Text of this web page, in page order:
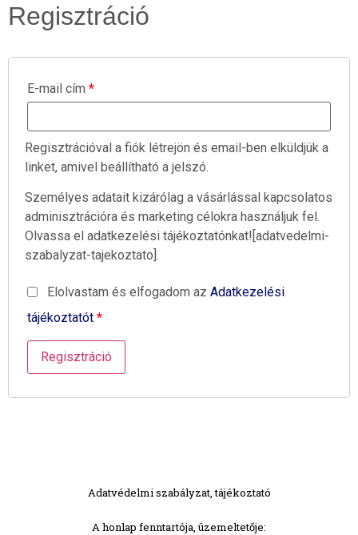
Regisztráció
E-mail cím *
Regisztrációval a fiók létrejön és email-ben elküldjük a
linket, amivel beállítható a jelszó.
Személyes adatait kizárólag a vásárlással kapcsolatos
adminisztrációra és marketing célokra használjuk fel.
Olvassa el adatkezelési tájékoztatónkat![adatvedelmi-
szabalyzat-tajekoztato].
Elolvastam és elfogadom az Adatkezelési
tájékoztatót *
Regisztráció
Adatvédelmi szabályzat, tájékoztató
A honlap fenntartója, üzemeltetője: